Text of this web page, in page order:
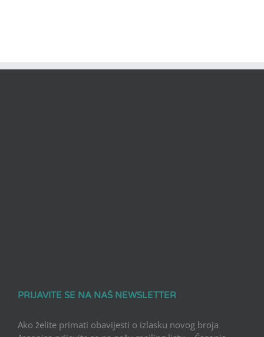
PRIJAVITE SE NA NAŠ NEWSLETTER
Ako želite primati obavijesti o izlasku novog broja